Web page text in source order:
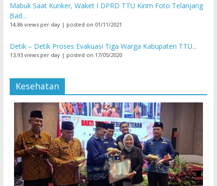
Mabuk Saat Kunker, Waket I DPRD TTU Kirim Foto Telanjang
Bad...
14,86 views per day| posted on 01/11/2021
Detik – Detik Proses Evakuasi Tiga Warga Kabupaten TTU...
13,93 views per day| posted on 17/05/2020
Kesehatan